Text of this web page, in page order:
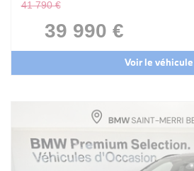
41 790 €
39 990 €
Voir le véhicule